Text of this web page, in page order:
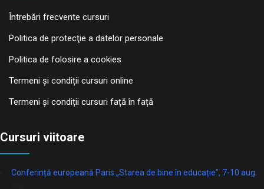
Întrebări frecvente cursuri
Politica de protecţie a datelor personale
Politica de folosire a cookies
Termeni și condiții cursuri online
Termeni și condiții cursuri față în față
Cursuri viitoare
Conferință europeană Paris „Starea de bine în educație”, 7-10 aug.